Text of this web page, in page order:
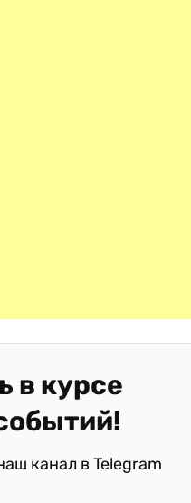
в курсе
канал в Telegram